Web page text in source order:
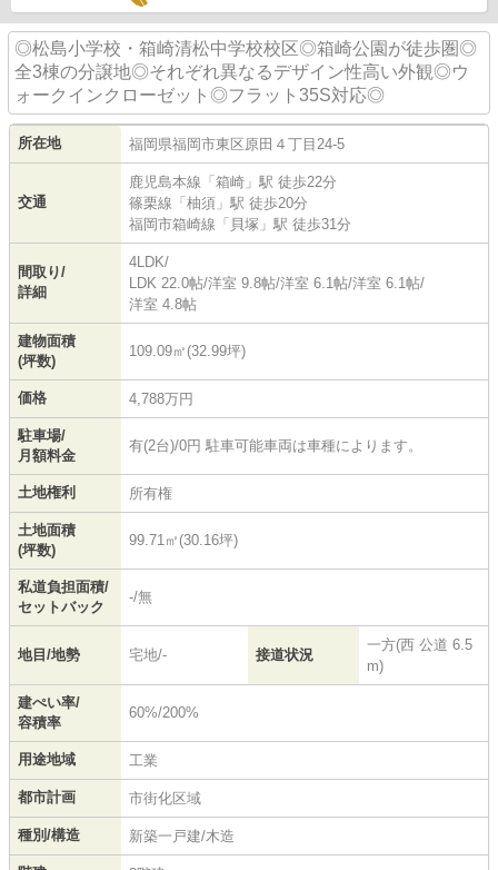
◎松島小学校・箱崎清松中学校校区◎箱崎公園が徒歩圏◎
全3棟の分譲地◎それぞれ異なるデザイン性高い外観◎ウ
ォークインクローゼット◎フラット35S対応◎
所在地 福岡県福岡市東区 原田 ４丁目24-5
交通
鹿児島本線 「 箱崎 」駅 徒歩22分
篠栗線 「 柚須 」駅 徒歩20分
福岡市箱崎線 「 貝塚 」駅 徒歩31分
間取り/
詳細
4LDK/
LDK 22.0帖/洋室 9.8帖/洋室 6.1帖/洋室 6.1帖/
洋室 4.8帖
建物面積
(坪数)
109.09㎡(32.99坪)
価格 4,788万円
駐車場/
月額料金
有(2台)/0円 駐車可能車両は車種によります。
土地権利 所有権
土地面積
(坪数)
99.71㎡(30.16坪)
私道負担面積/
セットバック
-/無
地目/地勢 宅地/- 接道状況
一方(西 公道 6.5
m)
建ぺい率/
容積率
60%/200%
用途地域 工業
都市計画 市街化区域
種別/構造 新築一戸建/木造